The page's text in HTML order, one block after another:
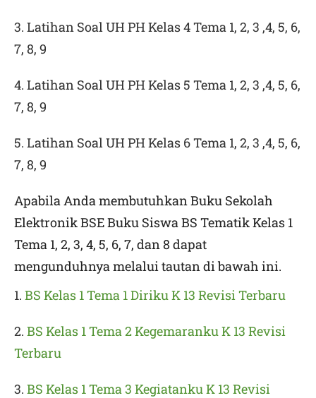
3. Latihan Soal UH PH Kelas 4 Tema 1, 2, 3 ,4, 5, 6,
7, 8, 9
4. Latihan Soal UH PH Kelas 5 Tema 1, 2, 3 ,4, 5, 6,
7, 8, 9
5. Latihan Soal UH PH Kelas 6 Tema 1, 2, 3 ,4, 5, 6,
7, 8, 9
Apabila Anda membutuhkan Buku Sekolah
Elektronik BSE Buku Siswa BS Tematik Kelas 1
Tema 1, 2, 3, 4, 5, 6, 7, dan 8 dapat
mengunduhnya melalui tautan di bawah ini.
1. BS Kelas 1 Tema 1 Diriku K 13 Revisi Terbaru
2. BS Kelas 1 Tema 2 Kegemaranku K 13 Revisi
Terbaru
3. BS Kelas 1 Tema 3 Kegiatanku K 13 Revisi